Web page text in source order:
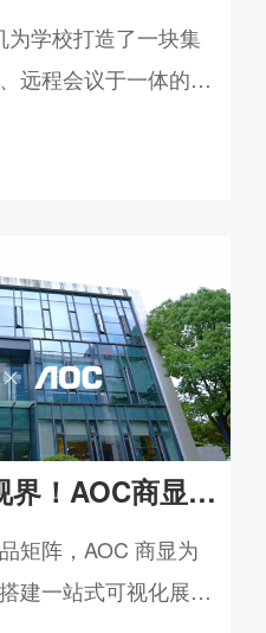
力武汉某高校
式
为学校打造了一块集
远程会议于一体的智
界！AOC商显为
天芯】科创中
决方案
矩阵，AOC 商显为
建一站式可视化展示